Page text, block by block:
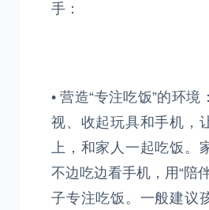
手：
• 营造“专注吃饭”的环
视、收起玩具和手机，
上，和家人一起吃饭。
不边吃边看手机，用“陪
子专注吃饭。一般建议